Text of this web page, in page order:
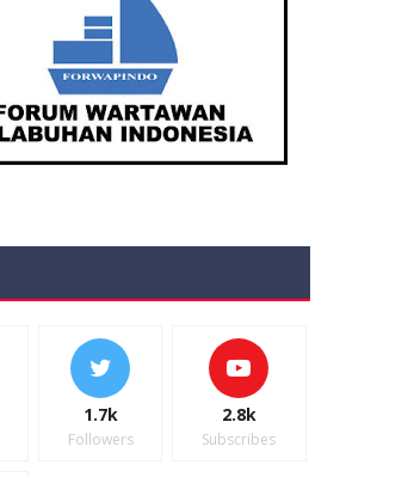
1.7k
Followers
2.8k
Subscribes